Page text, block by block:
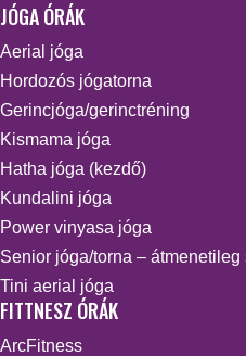
JÓGA ÓRÁK
Aerial jóga
Hordozós jógatorna
Gerincjóga/gerinctréning
Kismama jóga
Hatha jóga (kezdő)
Kundalini jóga
Power vinyasa jóga
Senior jóga/torna – átmenetileg
Tini aerial jóga
FITTNESZ ÓRÁK
ArcFitness